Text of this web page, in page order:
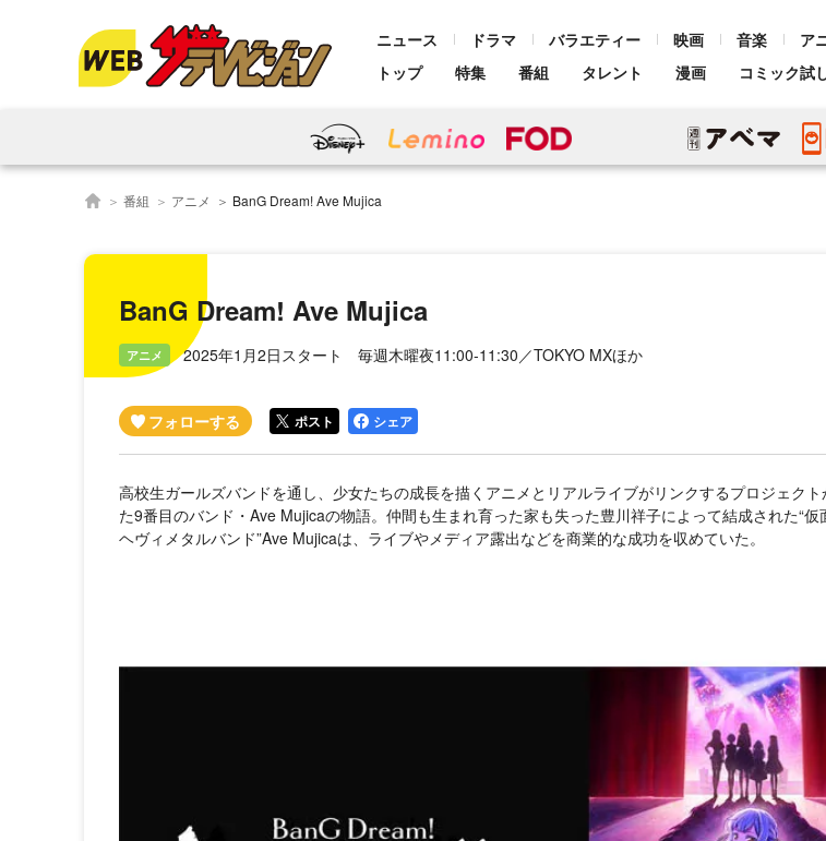
ニュース ドラマ バラエティー 映画 音楽 ア
トップ
特集 番組 タレント 漫画 コミック試
番組 アニメ BanG Dream! Ave Mujica
BanG Dream! Ave Mujica
アニメ 2025年1月2日スタート 毎週木曜夜11:00-11:30／TOKYO MXほか
ポスト シェア
高校生ガールズバンドを通し、少女たちの成長を描くアニメとリアルライブがリンクするプロジェク
た9番目のバンド・Ave Mujicaの物語。仲間も生まれ育った家も失った豊川祥子によって結成された“仮
ヘヴィメタルバンド”Ave Mujicaは、ライブやメディア露出などを商業的な成功を収めていた。